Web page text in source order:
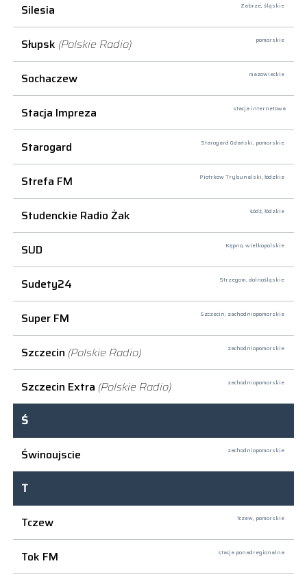
Silesia
Zabrze, śląskie
Słupsk (Polskie Radio) pomorskie
Sochaczew mazowieckie
Stacja Impreza stacja internetowa
Starogard Starogard Gdański, pomorskie
Strefa FM Piotrków Trybunalski, łódzkie
Studenckie Radio Żak Łódź, łódzkie
SUD Kępno, wielkopolskie
Sudety24 Strzegom, dolnośląskie
Super FM Szczecin, zachodniopomorskie
Szczecin (Polskie Radio) zachodniopomorskie
Szczecin Extra (Polskie Radio) zachodniopomorskie
Ś
Świnoujscie
zachodniopomorskie
T
Tczew
Tczew, pomorskie
Tok FM stacja ponadregionalna